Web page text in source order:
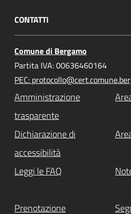
CONTATTI
Comune di Bergamo
Partita IVA: 00636460164
PEC:
Amministrazione
trasparente
Dichiarazione di
accessibilità
Leggi le FAQ
Prenotazione